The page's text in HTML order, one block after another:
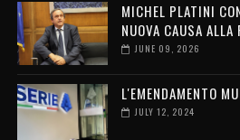
MICHEL PLATINI
NUOVA CAUSA ALLA
JUNE 09, 2026
L'EMENDAMENTO
JULY 12, 2024